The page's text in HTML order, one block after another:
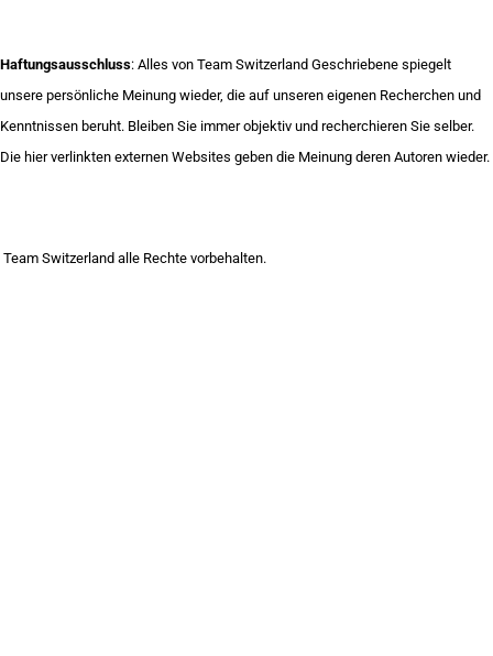
Haftungsausschluss: Alles von Team Switzerland Geschriebene spiegelt
unsere persönliche Meinung wieder, die auf unseren eigenen Recherchen und
Kenntnissen beruht. Bleiben Sie immer objektiv und recherchieren Sie selber.
Die hier verlinkten externen Websites geben die Meinung deren Autoren wieder.
Team Switzerland alle Rechte vorbehalten.